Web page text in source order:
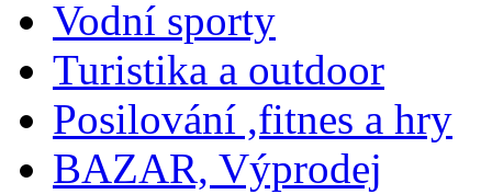
Vodní sporty
Turistika a outdoor
Posilování ,fitnes a hry
BAZAR, Výprodej